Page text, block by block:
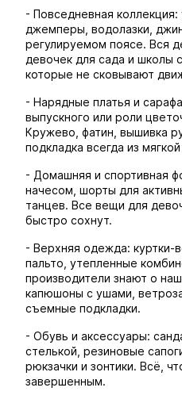
- Повседневная
джемперы, водолазки,
регулируемом поясе. Вся
девочек для сада и школы
которые не сковывают
- Нарядные платья и
выпускного или роли
Кружево, фатин, вышивка
подкладка всегда из
- Домашняя и спортивная
начесом, шорты для
танцев. Все вещи для
быстро сохнут.
- Верхняя одежда: куртки-
пальто, утепленные
производители знают о
капюшоны с ушами,
съемные подкладки.
- Обувь и аксессуары:
стелькой, резиновые
рюкзачки и зонтики. Всё,
завершенным.